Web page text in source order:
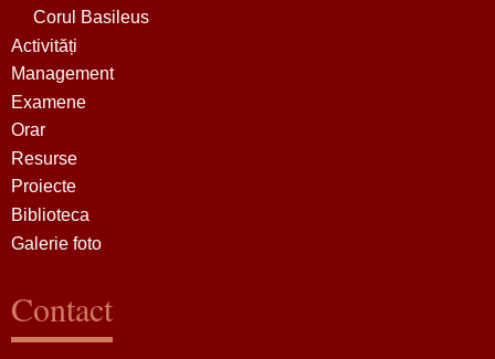
Corul Basileus
Activități
Management
Examene
Orar
Resurse
Proiecte
Biblioteca
Galerie foto
Contact